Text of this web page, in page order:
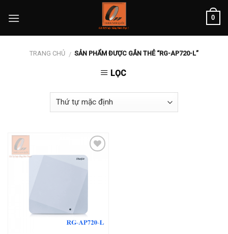
0
TRANG CHỦ / SẢN PHẨM ĐƯỢC GẮN THẺ “RG-AP720-L”
LỌC